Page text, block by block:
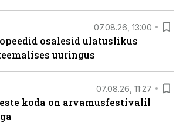
07.08.26, 13:00
osalesid ulatuslikus
uuringus
07.08.26, 11:27
koda on arvamusfestivalil